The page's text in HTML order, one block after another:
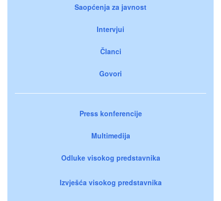
Saopćenja za javnost
Intervjui
Članci
Govori
Press konferencije
Multimedija
Odluke visokog predstavnika
Izvješća visokog predstavnika